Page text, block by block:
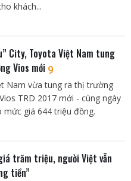
khách...
City, Toyota Việt Nam tung
Vios mới 9
Nam vừa tung ra thị trường
TRD 2017 mới - cùng ngày
mức giá 644 triệu đồng.
trăm triệu, người Việt vẫn
tiền”